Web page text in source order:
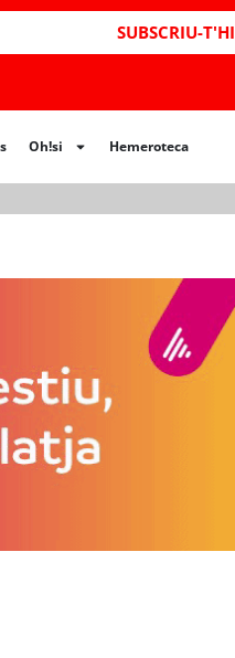
SUBSCRIU-T'HI
Oh!si Hemeroteca
Hemeroteca